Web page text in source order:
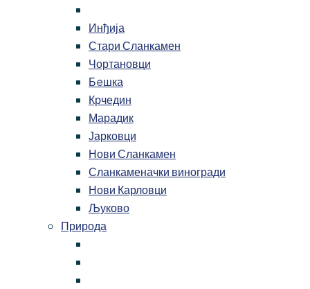
Инђија
Стари Сланкамен
Чортановци
Бeшка
Крчедин
Марадик
Јарковци
Нови Сланкамен
Сланкаменачки виногради
Нови Карловци
Љуково
Природа